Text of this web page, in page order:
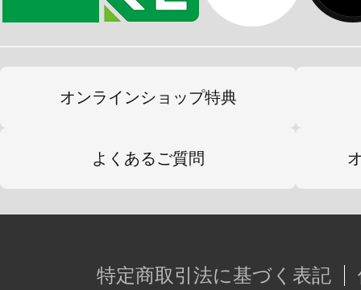
オンラインショップ特典
よくあるご質問
特定商取引法に基づく表記